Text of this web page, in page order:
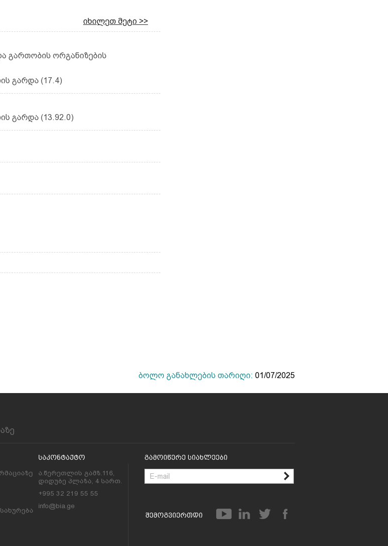
იხილეთ მეტი >>
გართობის ორგანიზების
გარდა (17.4)
გარდა (13.92.0)
ბოლო განახლების თარიღი: 01/07/2025
Საკონტაქტო
ა.წერეთლის გამზ.116,
დიდუბე პლაზა, 4 სართ.
+995 32 219 55 55
info@bia.ge
Გამოიწერე Სიახლეები
Შემოგვიერთდი